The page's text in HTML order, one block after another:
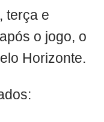
terça e
o jogo, o
Horizonte.